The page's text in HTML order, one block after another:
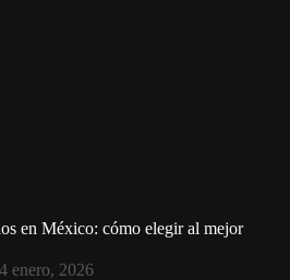
en México: cómo elegir al mejor
4 enero, 2026